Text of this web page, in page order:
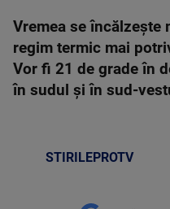
Vremea se încălzește
regim termic mai
Vor fi 21 de grade în
în sudul și în sud-
STIRILEPROTV